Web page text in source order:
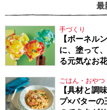
最
手づくり
【ボーネル
に、塗って
る元気なお
ごはん・おやつ
【具材と調
プ×バターの